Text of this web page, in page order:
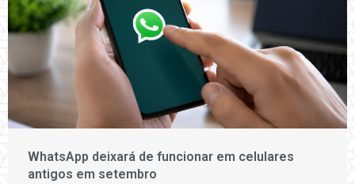
WhatsApp deixará de funcionar em celulares
antigos em setembro